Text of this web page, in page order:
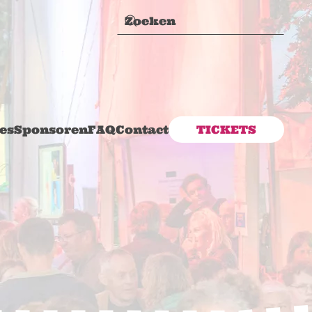
SponsorenFAQContact TICKETS